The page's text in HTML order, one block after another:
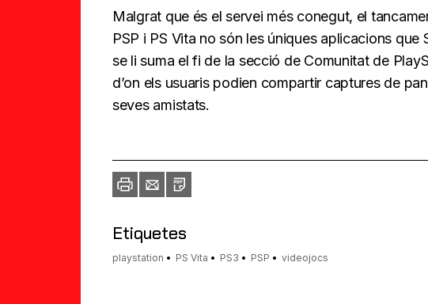
Malgrat que és el servei més conegut, el
PSP i PS Vita no són les úniques aplicacions que
se li suma el fi de la secció de Comunitat de
d’on els usuaris podien compartir captures de
seves amistats.
ImprimirEnvia
un
PDF
Etiquetes
playstation PS Vita PS3 PSP videojocs